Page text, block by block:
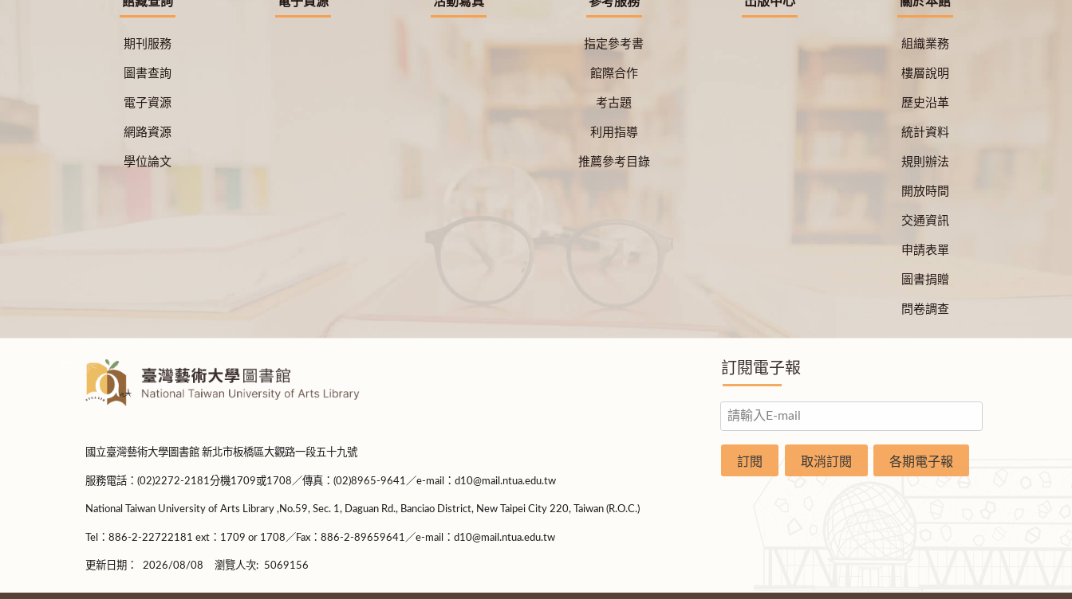
期刊服務
圖書查詢
電子資源
網路資源
學位論文
指定參考書
館際合作
考古題
利用指導
推薦參考目錄
組織業務
樓層說明
歷史沿革
統計資料
規則辦法
開放時間
交通資訊
申請表單
圖書捐贈
問卷調查
國立臺灣藝術大學圖書館 新北市板橋區大觀路一段五十九號
服務電話：(02)2272-2181分機1709或1708／傳真：(02)8965-9641／e-mail：d10@mail.ntua.edu.tw
National Taiwan University of Arts Library ,No.59, Sec. 1, Daguan Rd., Banciao District, New Taipei City 220, Taiwan (R.O.C.)
Tel：886-2-22722181 ext：1709 or 1708／Fax：886-2-89659641／e-mail：d10@mail.ntua.edu.tw
更新日期： 2026/08/08 瀏覽人次: 5069156
訂閱電子報